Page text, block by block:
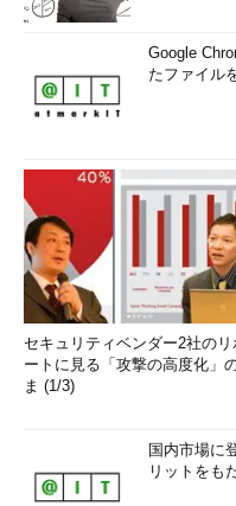
Google
たファイル
セキュリティベンダー2社のリ
ートに見る「攻撃の高度化」
ま (1/3)
国内市場に
リットをも